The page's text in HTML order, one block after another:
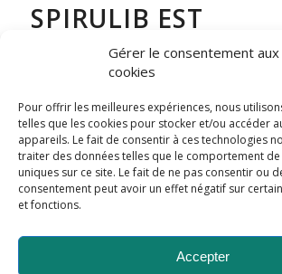
Gérer le consentement aux
cookies
Pour offrir les meilleures expériences, nous
telles que les cookies pour stocker et/ou accéder
appareils. Le fait de consentir à ces technologies
traiter des données telles que le comportement de
uniques sur ce site. Le fait de ne pas consentir ou
consentement peut avoir un effet négatif sur
et fonctions.
Accepter
SPIRULIB EST
PARTENAIRE DE
L’OFFICE DE
VIENNE CONDRIEU
Office de tourisme de
2 cours Brillier
38200 Vienne
www.vienne-tourisme.com